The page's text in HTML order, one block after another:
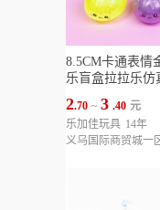
8.5CM卡通表情
乐盲盒拉拉乐仿
2.70 ~ 3 .40 元
乐加佳玩具 14年
义乌国际商贸城一